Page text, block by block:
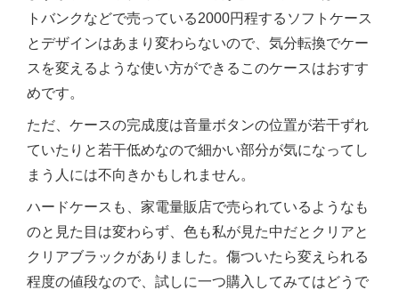
トバンクなどで売っている2000円程するソフトケース
とデザインはあまり変わらないので、気分転換でケー
スを変えるような使い方ができるこのケースはおすす
めです。
ただ、ケースの完成度は音量ボタンの位置が若干ずれ
ていたりと若干低めなので細かい部分が気になってし
まう人には不向きかもしれません。
ハードケースも、家電量販店で売られているようなも
のと見た目は変わらず、色も私が見た中だとクリアと
クリアブラックがありました。傷ついたら変えられる
程度の値段なので、試しに一つ購入してみてはどうで